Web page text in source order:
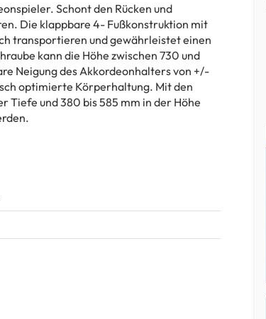
Schont den Rücken und
Die klappbare 4- Fußkonstruktion mit
transportieren und gewährleistet einen
kann die Höhe zwischen 730 und
Neigung des Akkordeonhalters von +/-
optimierte Körperhaltung. Mit den
Tiefe und 380 bis 585 mm in der Höhe